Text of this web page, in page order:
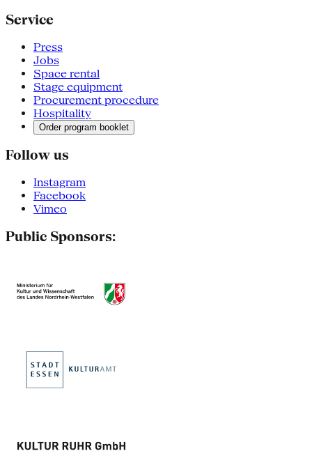
Service
Press
Jobs
Space rental
Stage equipment
Procurement procedure
Hospitality
Order program booklet
Follow us
Instagram
Facebook
Vimeo
Public Sponsors: